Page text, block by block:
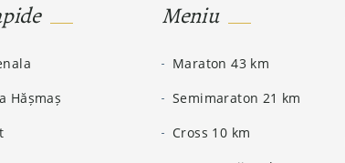
Hășmaș
Meniu
Maraton 43 km
Semimaraton 21 km
Cross 10 km